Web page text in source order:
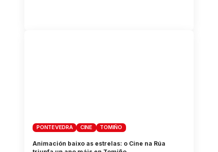
PONTEVEDRA CINE TOMIÑO
Animación baixo as estrelas: o Cine na Rúa